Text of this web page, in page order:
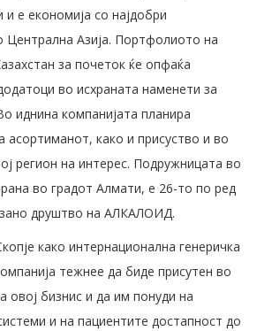
е економија со најдобри
Централна Азија. Портфолиото на
за почеток ќе опфаќа
во исхраната наменети за
иднина компанијата планира
како и присуство и во
регион на интерес. Подружницата во
во градот Алмати, е 26-то по ред
друштво на АЛКАЛОИД.
како интернационална генеричка
тежнее да биде присутен во
овој бизнис и да им понуди на
и на пациентите достапност до